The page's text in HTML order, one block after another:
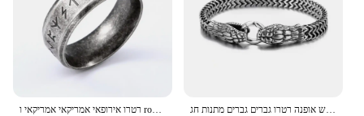
נירוסטה כפול נחש ראש גברים צמיד פאנק השתלטנית צמיד נחש אופנה רטרו גברים גברים מתנות חג